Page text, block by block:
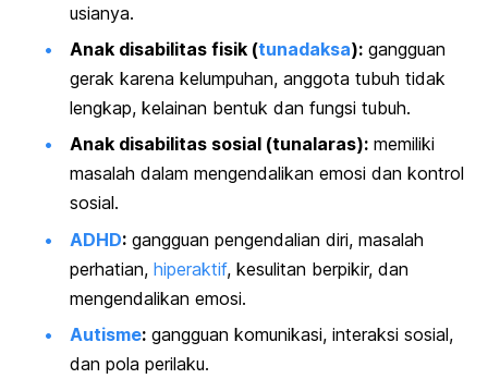
usianya.
Anak disabilitas fisik (tunadaksa): gangguan
gerak karena kelumpuhan, anggota tubuh tidak
lengkap, kelainan bentuk dan fungsi tubuh.
Anak disabilitas sosial (tunalaras): memiliki
masalah dalam mengendalikan emosi dan kontrol
sosial.
ADHD: gangguan pengendalian diri, masalah
perhatian, hiperaktif, kesulitan berpikir, dan
mengendalikan emosi.
Autisme: gangguan komunikasi, interaksi sosial,
dan pola perilaku.